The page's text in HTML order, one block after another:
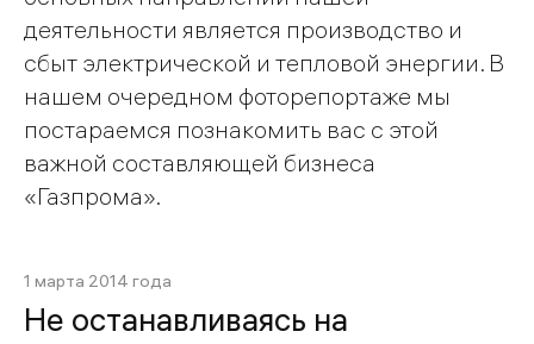
деятельности является производство и
сбыт электрической и тепловой энергии. В
нашем очередном фоторепортаже мы
постараемся познакомить вас с этой
важной составляющей бизнеса
«Газпрома».
1 марта 2014 года
Не останавливаясь на